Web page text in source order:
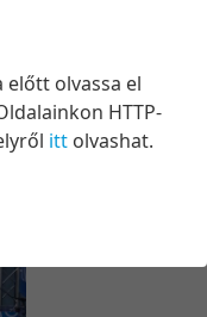
felvétel dátuma szerint
előtt olvassa el
HTTP-
itt olvashat.